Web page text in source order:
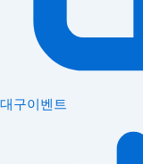
대구이벤트